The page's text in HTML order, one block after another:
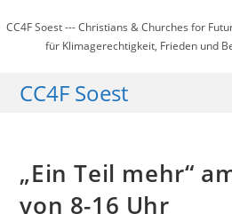
Inhalt
springen
CC4F Soest --- Christians & Churches for
für Klimagerechtigkeit, Frieden und
CC4F Soest
„Ein Teil mehr“
von 8-16 Uhr